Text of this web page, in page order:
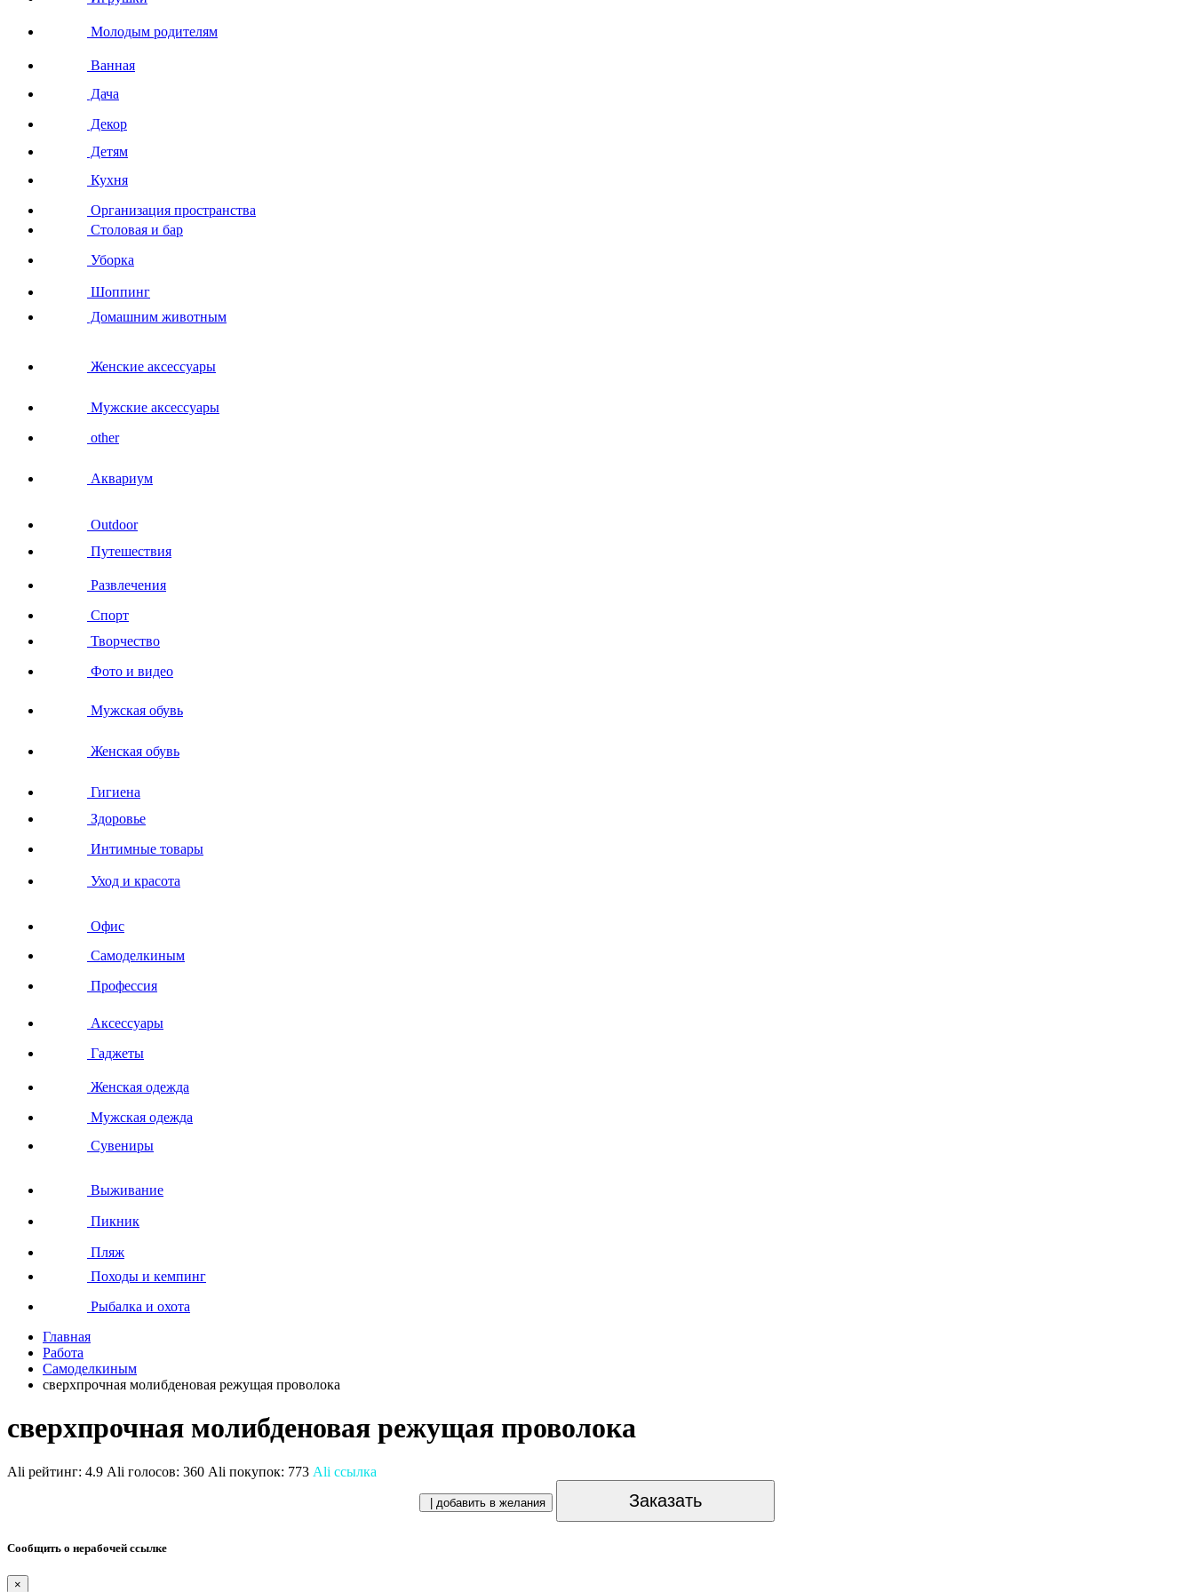
Молодым родителям
Ванная
Дача
Декор
Детям
Кухня
Организация пространства
Столовая и бар
Уборка
Шоппинг
Домашним животным
Женские аксессуары
Мужские аксессуары
other
Аквариум
Outdoor
Путешествия
Развлечения
Спорт
Творчество
Фото и видео
Мужская обувь
Женская обувь
Гигиена
Здоровье
Интимные товары
Уход и красота
Офис
Самоделкиным
Профессия
Аксессуары
Гаджеты
Женская одежда
Мужская одежда
Сувениры
Выживание
Пикник
Пляж
Походы и кемпинг
Рыбалка и охота
Главная
Работа
Самоделкиным
сверхпрочная молибденовая режущая проволока
сверхпрочная молибденовая режущая проволока
Ali рейтинг: 4.9 Ali голосов: 360 Ali покупок: 773 Ali ссылка
| добавить в желания Заказать
Сообщить о нерабочей ссылке
×